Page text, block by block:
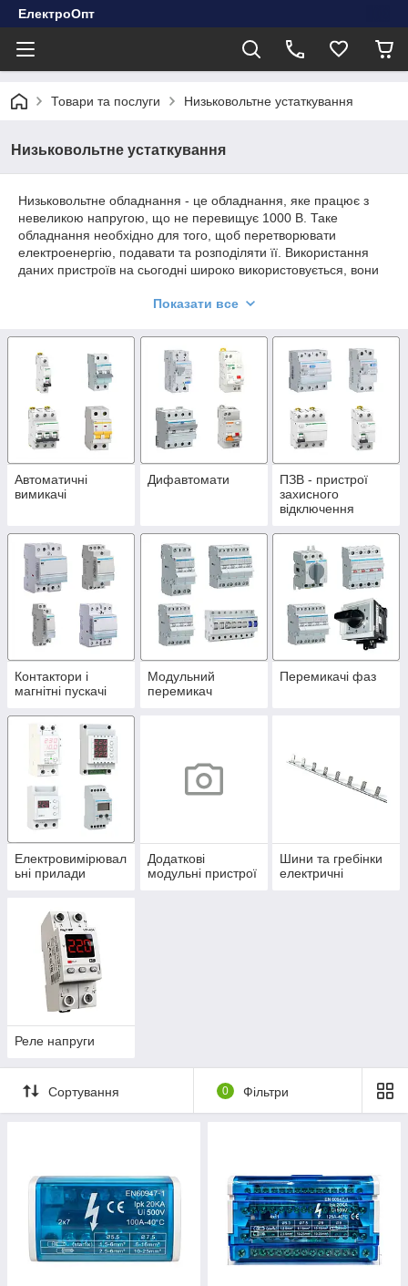
ЕлектроОпт
Товари та послуги Низьковольтне устаткування
Низьковольтне устаткування
Низьковольтне обладнання - це обладнання, яке працює з
невеликою напругою, що не перевищує 1000 В. Таке
обладнання необхідно для того, щоб перетворювати
електроенергію, подавати та розподіляти її. Використання
даних пристроїв на сьогодні широко використовується, вони
Саме обладнання низьковольтне є основою для будь-якої
Показати все
Автоматичні
вимикачі
Дифавтомати
ПЗВ - пристрої
захисного
відключення
Контактори і
магнітні пускачі
Модульний
перемикач
Перемикачі фаз
Електровимірювал
ьні прилади
Додаткові
модульні пристрої
Шини та гребінки
електричні
Реле напруги
Сортування 0 Фільтри